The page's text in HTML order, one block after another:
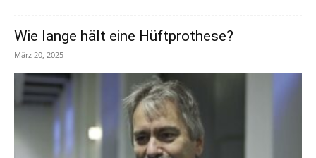
Wie lange hält eine Hüftprothese?
März 20, 2025